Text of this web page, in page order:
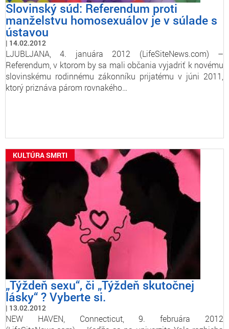
Slovinský súd: Referendum proti
manželstvu homosexuálov je v súlade s
ústavou
14.02.2012
LJUBLJANA, 4. januára 2012 (LifeSiteNews.com) –
Referendum, v ktorom by sa mali občania vyjadriť k novému
slovinskému rodinnému zákonníku prijatému v júni 2011,
ktorý priznáva párom rovnakého…
KULTÚRA SMRTI
„Týždeň sexu“, či „Týždeň skutočnej
lásky“ ? Vyberte si.
13.02.2012
NEW HAVEN, Connecticut, 9. februára 2012